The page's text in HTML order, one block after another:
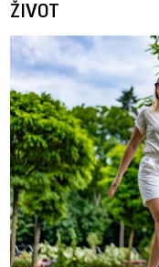
ŽIVOT